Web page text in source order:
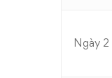
Ngày 2